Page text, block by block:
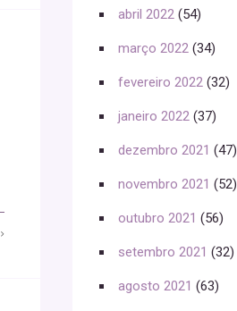
abril 2022 (54)
março 2022 (34)
fevereiro 2022 (32)
janeiro 2022 (37)
dezembro 2021 (47)
novembro 2021 (52)
outubro 2021 (56)
setembro 2021 (32)
agosto 2021 (63)